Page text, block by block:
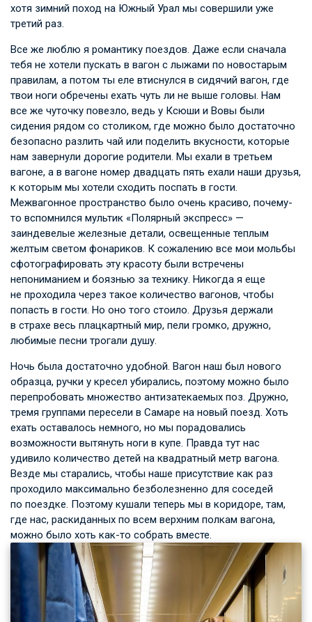
хотя зимний поход на Южный Урал мы совершили уже
третий раз.
Все же люблю я романтику поездов. Даже если сначала
тебя не хотели пускать в вагон с лыжами по новостарым
правилам, а потом ты еле втиснулся в сидячий вагон, где
твои ноги обречены ехать чуть ли не выше головы. Нам
все же чуточку повезло, ведь у Ксюши и Вовы были
сидения рядом со столиком, где можно было достаточно
безопасно разлить чай или поделить вкусности, которые
нам завернули дорогие родители. Мы ехали в третьем
вагоне, а в вагоне номер двадцать пять ехали наши друзья,
к которым мы хотели сходить поспать в гости.
Межвагонное пространство было очень красиво, почему-
то вспомнился мультик «Полярный экспресс» —
заиндевелые железные детали, освещенные теплым
желтым светом фонариков. К сожалению все мои мольбы
сфотографировать эту красоту были встречены
непониманием и боязнью за технику. Никогда я еще
не проходила через такое количество вагонов, чтобы
попасть в гости. Но оно того стоило. Друзья держали
в страхе весь плацкартный мир, пели громко, дружно,
любимые песни трогали душу.
Ночь была достаточно удобной. Вагон наш был нового
образца, ручки у кресел убирались, поэтому можно было
перепробовать множество антизатекаемых поз. Дружно,
тремя группами пересели в Самаре на новый поезд. Хоть
ехать оставалось немного, но мы порадовались
возможности вытянуть ноги в купе. Правда тут нас
удивило количество детей на квадратный метр вагона.
Везде мы старались, чтобы наше присутствие как раз
проходило максимально безболезненно для соседей
по поездке. Поэтому кушали теперь мы в коридоре, там,
где нас, раскиданных по всем верхним полкам вагона,
можно было хоть как-то собрать вместе.